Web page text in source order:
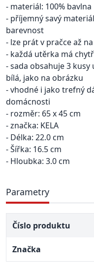
- materiál: 100% bavlna
- příjemný savý
barevnost
- lze prát v pračce až na
- každá utěrka má
- sada obsahuje 3
bílá, jako na obrázku
- vhodné i jako trefný
domácnosti
- rozměr: 65 x 45 cm
- značka: KELA
- Délka: 22.0 cm
- Šířka: 16.5 cm
- Hloubka: 3.0 cm
Parametry
Číslo produktu
Značka